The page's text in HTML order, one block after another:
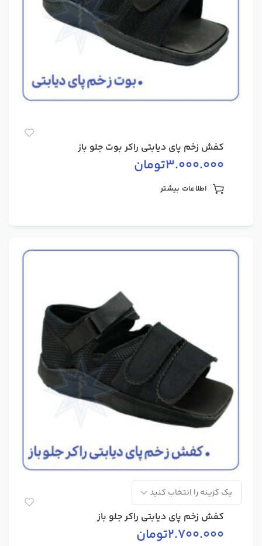
کفش زخم پای دیابتی راکر بوت جلو باز
3.000.000تومان
اطلاعات بیشتر
کفش زخم پای دیابتی راکر جلو باز
2.700.000تومان